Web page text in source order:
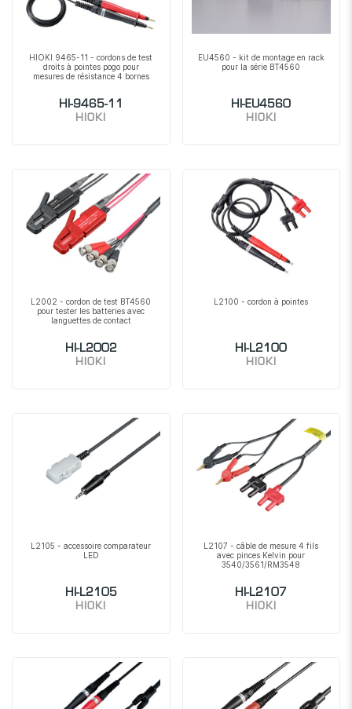
HIOKI 9465-11 - cordons de test
droits à pointes pogo pour
mesures de résistance 4 bornes
HI-9465-11
HIOKI
EU4560 - kit de montage en rack
pour la série BT4560
HI-EU4560
HIOKI
L2002 - cordon de test BT4560
pour tester les batteries avec
languettes de contact
HI-L2002
HIOKI
L2100 - cordon à pointes
HI-L2100
HIOKI
L2105 - accessoire comparateur
LED
HI-L2105
HIOKI
L2107 - câble de mesure 4 fils
avec pinces Kelvin pour
3540/3561/RM3548
HI-L2107
HIOKI